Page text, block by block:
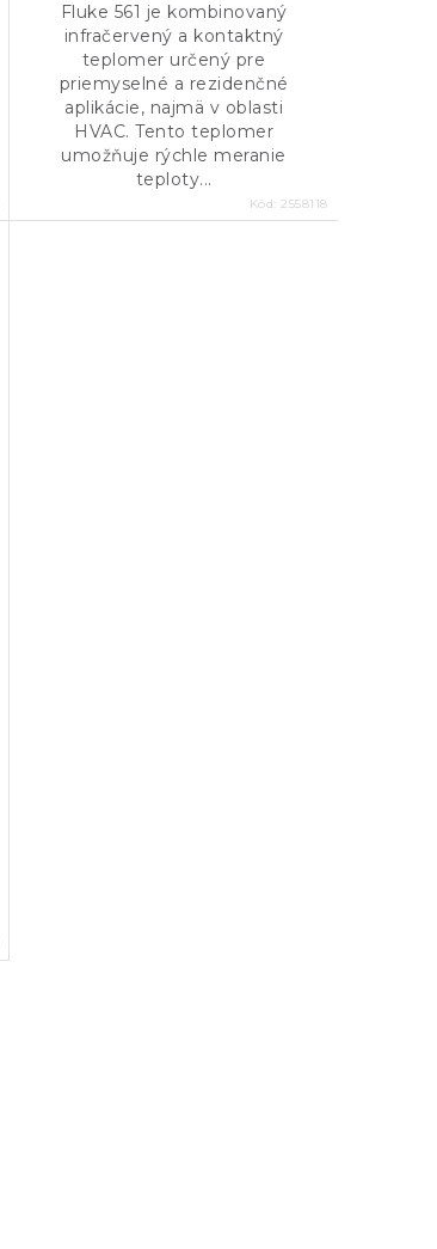
Fluke 561 je kombinovaný
infračervený a kontaktný
teplomer určený pre
priemyselné a rezidenčné
aplikácie, najmä v oblasti
HVAC. Tento teplomer
umožňuje rýchle meranie
teploty...
Kód:2558118